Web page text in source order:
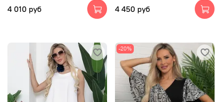
4 010 руб 4 450 руб
-20%